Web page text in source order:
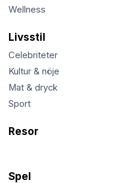
Wellness
Livsstil
Celebriteter
Kultur & nöje
Mat & dryck
Sport
Resor
Spel